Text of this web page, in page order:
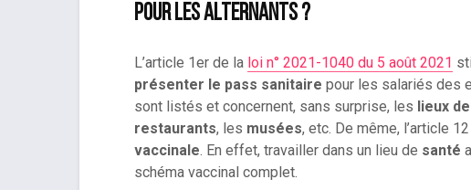
pour les alternants ?
L’article 1er de la loi n° 2021-1040 du 5 août 2021
présenter le pass sanitaire pour les salariés des
sont listés et concernent, sans surprise, les lieux
restaurants, les musées, etc. De même, l’article
vaccinale . En effet, travailler dans un lieu de santé
schéma vaccinal complet.